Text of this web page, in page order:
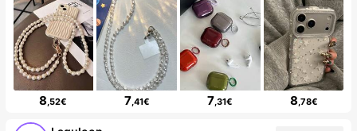
8,52€ 7,41€ 7,31€ 8,78€